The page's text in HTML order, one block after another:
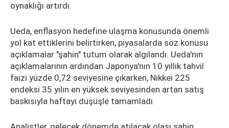
oynaklığı artırdı.
Ueda, enflasyon hedefine ulaşma konusunda önemli
yol kat ettiklerini belirtirken, piyasalarda söz konusu
açıklamalar "şahin" tutum olarak algılandı. Ueda'nın
açıklamalarının ardından Japonya'nın 10 yıllık tahvil
faizi yüzde 0,72 seviyesine çıkarken, Nikkei 225
endeksi 35 yılın en yüksek seviyesinden artan satış
baskısıyla haftayı düşüşle tamamladı.